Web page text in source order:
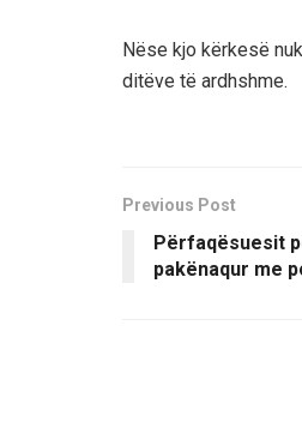
Nëse kjo kërkesë
ditëve të ardhshme.
Previous Post
Përfaqësuesit
pakënaqur me